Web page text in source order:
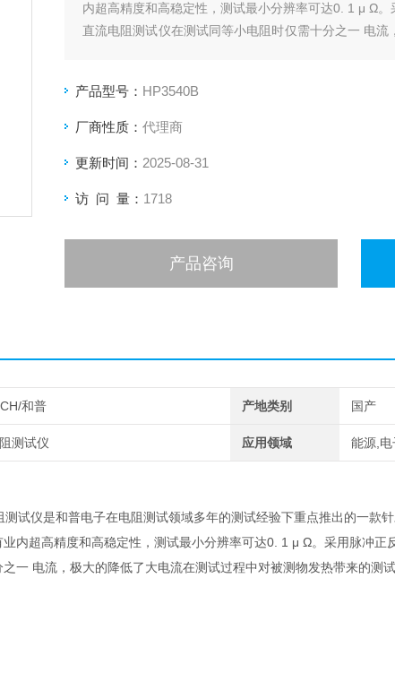
内超高精度和高稳定性，测试最小分辨率可达0. 1 μ Ω
直流电阻测试仪在测试同等小电阻时仅需十分之一 电
产品型号： HP3540B
厂商性质： 代理商
更新时间： 2025-08-31
访 问 量： 1718
产品咨询
和普 产地类别 国产
测试仪 应用领域 能源,
试仪是和普电子在电阻测试领域多年的测试经验下重点推出的一款
内超高精度和高稳定性，测试最小分辨率可达0. 1 μ Ω。采用脉冲正
一 电流，极大的降低了大电流在测试过程中对被测物发热带来的测试